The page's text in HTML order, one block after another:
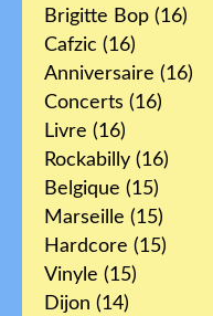
Brigitte Bop (16)
Cafzic (16)
Anniversaire (16)
Concerts (16)
Livre (16)
Rockabilly (16)
Belgique (15)
Marseille (15)
Hardcore (15)
Vinyle (15)
Dijon (14)